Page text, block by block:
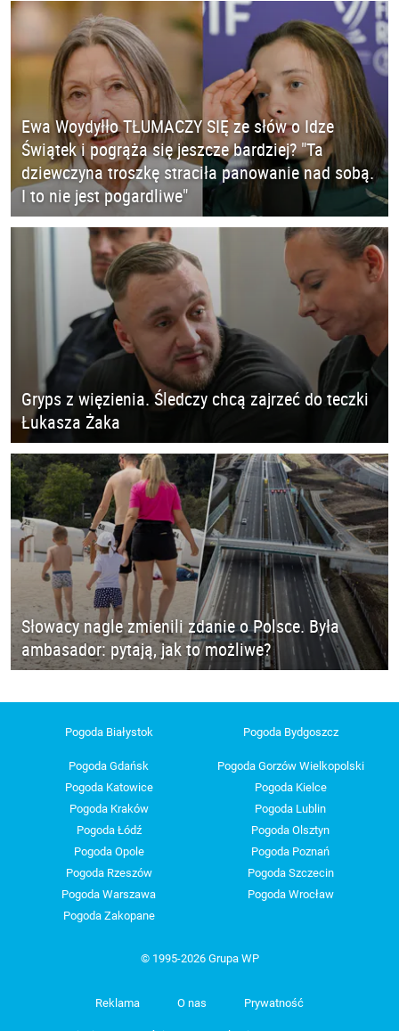
Ewa Woydyłło TŁUMACZY SIĘ ze słów o Idze
Świątek i pogrąża się jeszcze bardziej? "Ta
dziewczyna troszkę straciła panowanie nad sobą.
I to nie jest pogardliwe"
Gryps z więzienia. Śledczy chcą zajrzeć do teczki
Łukasza Żaka
Słowacy nagle zmienili zdanie o Polsce. Była
ambasador: pytają, jak to możliwe?
Pogoda Białystok Pogoda Bydgoszcz
Pogoda Gdańsk
Pogoda Gorzów Wielkopolski
Pogoda Katowice
Pogoda Kielce
Pogoda Kraków
Pogoda Lublin
Pogoda Łódź
Pogoda Olsztyn
Pogoda Opole
Pogoda Poznań
Pogoda Rzeszów
Pogoda Szczecin
Pogoda Warszawa
Pogoda Wrocław
Pogoda Zakopane
© 1995-2026 Grupa WP
Reklama O nas Prywatność